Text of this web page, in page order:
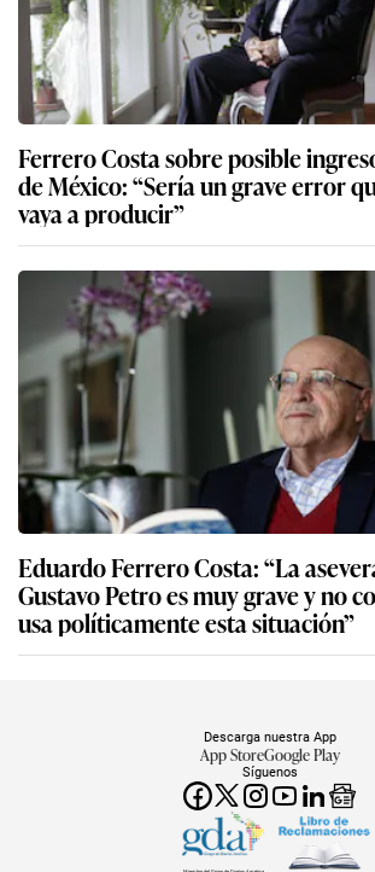
Ferrero Costa sobre posible
de México: “Sería un grave error
vaya a producir”
Eduardo Ferrero Costa: “La
Gustavo Petro es muy grave y no
usa políticamente esta situación”
Síguenos
Descarga nuestra App
App StoreGoogle Play